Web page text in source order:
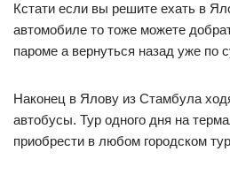
Кстати если вы решите ехать в
автомобиле то тоже можете
пароме а вернуться назад уже по
Наконец в Ялову из Стамбула
автобусы. Тур одного дня на
приобрести в любом городском